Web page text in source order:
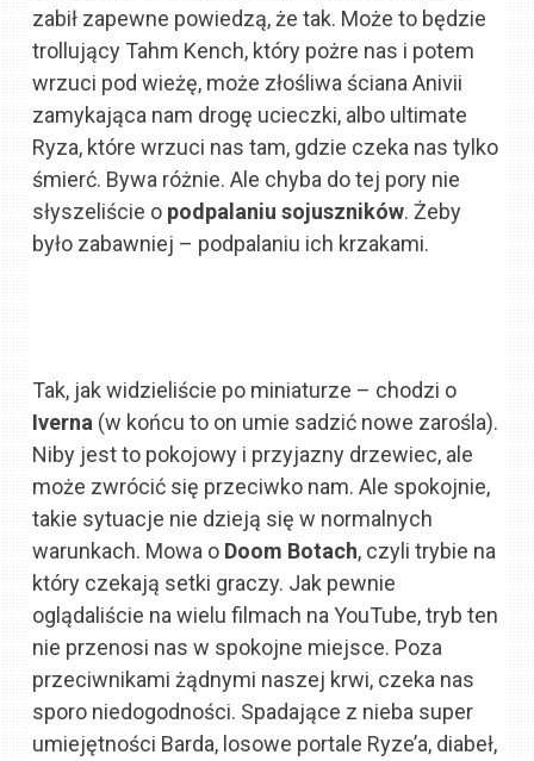
zabił zapewne powiedzą, że tak. Może to będzie
trollujący Tahm Kench, który pożre nas i potem
wrzuci pod wieżę, może złośliwa ściana Anivii
zamykająca nam drogę ucieczki, albo ultimate
Ryza, które wrzuci nas tam, gdzie czeka nas tylko
śmierć. Bywa różnie. Ale chyba do tej pory nie
słyszeliście o podpalaniu sojuszników. Żeby
było zabawniej – podpalaniu ich krzakami.
Tak, jak widzieliście po miniaturze – chodzi o
Iverna (w końcu to on umie sadzić nowe zarośla).
Niby jest to pokojowy i przyjazny drzewiec, ale
może zwrócić się przeciwko nam. Ale spokojnie,
takie sytuacje nie dzieją się w normalnych
warunkach. Mowa o Doom Botach, czyli trybie na
który czekają setki graczy. Jak pewnie
oglądaliście na wielu filmach na YouTube, tryb ten
nie przenosi nas w spokojne miejsce. Poza
przeciwnikami żądnymi naszej krwi, czeka nas
sporo niedogodności. Spadające z nieba super
umiejętności Barda, losowe portale Ryze’a, diabeł,